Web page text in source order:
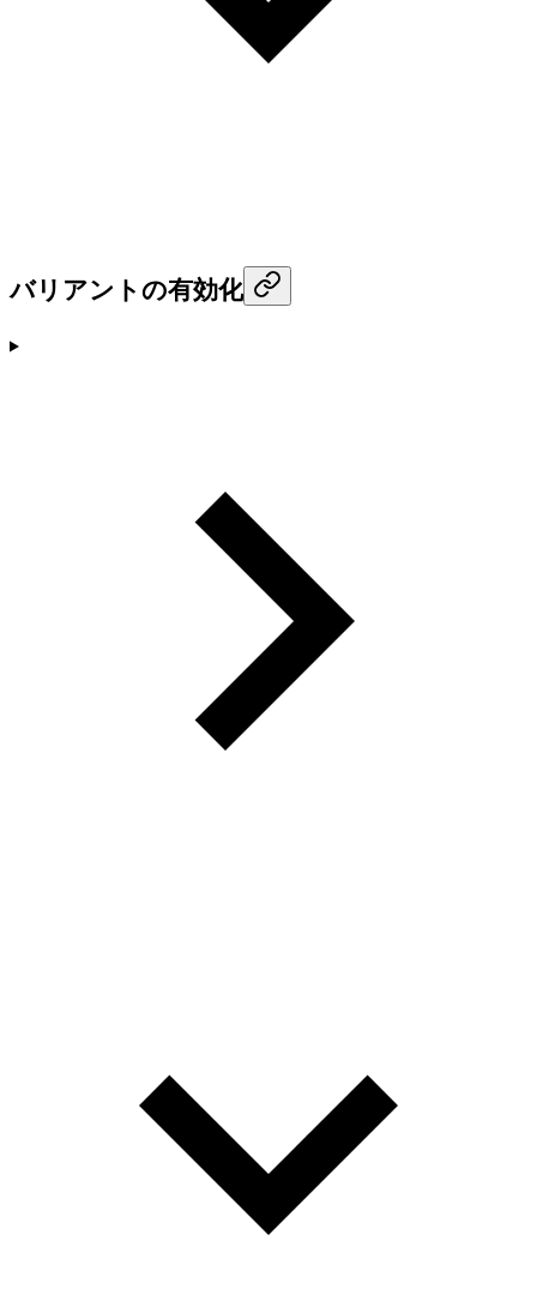
バリアントの有効化